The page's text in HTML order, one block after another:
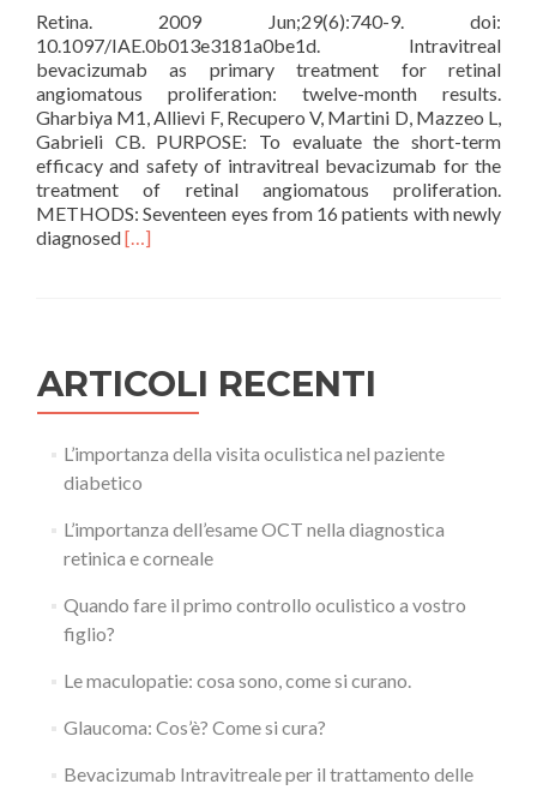
Retina. 2009 Jun;29(6):740-9. doi:
10.1097/IAE.0b013e3181a0be1d. Intravitreal
bevacizumab as primary treatment for retinal
angiomatous proliferation: twelve-month results.
Gharbiya M1, Allievi F, Recupero V, Martini D, Mazzeo L,
Gabrieli CB. PURPOSE: To evaluate the short-term
efficacy and safety of intravitreal bevacizumab for the
treatment of retinal angiomatous proliferation.
METHODS: Seventeen eyes from 16 patients with newly
diagnosedLeggi
trattamento
delle
retiniche
angiomatose:
a
mesi
[…]
ARTICOLI RECENTI
L’importanza della visita oculistica nel paziente
diabetico
L’importanza dell’esame OCT nella diagnostica
retinica e corneale
Quando fare il primo controllo oculistico a vostro
figlio?
Le maculopatie: cosa sono, come si curano.
Glaucoma: Cos’è? Come si cura?
Bevacizumab Intravitreale per il trattamento delle